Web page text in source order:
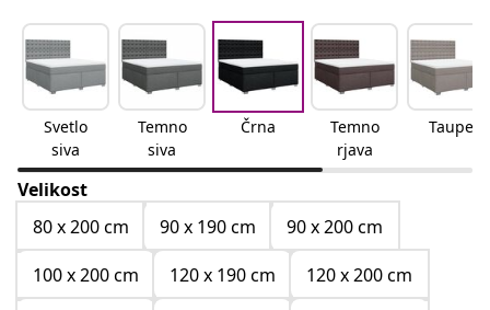
Svetlo
siva
Temno
siva
Črna
Temno
rjava
Taupe
Velikost
80 x 200 cm
90 x 190 cm
90 x 200 cm
100 x 200 cm
120 x 190 cm
120 x 200 cm